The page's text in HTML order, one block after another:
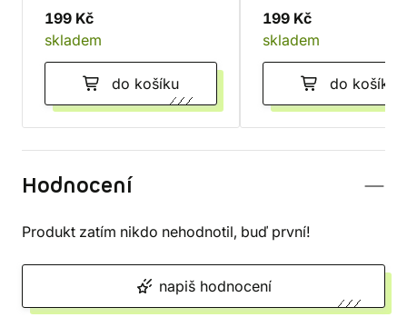
199 Kč
skladem
do košíku
199 Kč
skladem
do košíku
Hodnocení
Produkt zatím nikdo nehodnotil, buď první!
napiš hodnocení